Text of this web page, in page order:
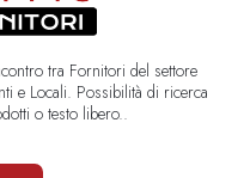
tra Fornitori del settore
e Locali. Possibilità di ricerca
o testo libero..